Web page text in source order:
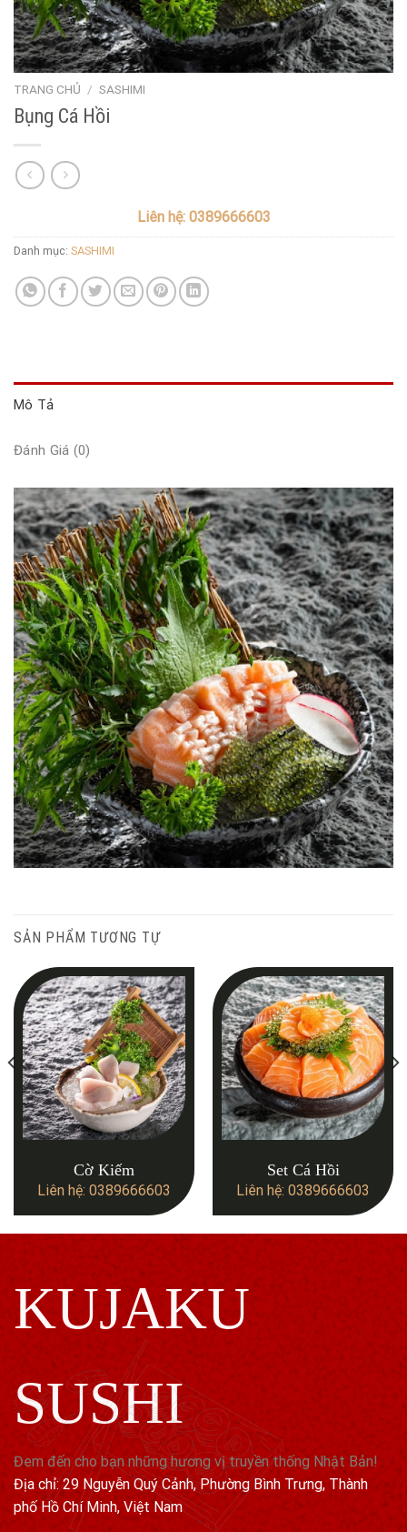
TRANG CHỦ / SASHIMI
Bụng Cá Hồi
Liên hệ: 0389666603
Danh mục: SASHIMI
Mô Tả
Đánh Giá (0)
SẢN PHẨM TƯƠNG TỰ
Cờ Kiếm
Liên hệ: 0389666603
Set Cá Hồi
Liên hệ: 0389666603
KUJAKU
SUSHI
Đem đến cho bạn những hương vị truyền thống Nhật Bản!
Địa chỉ: 29 Nguyễn Quý Cảnh, Phường Bình Trưng, Thành
phố Hồ Chí Minh, Việt Nam